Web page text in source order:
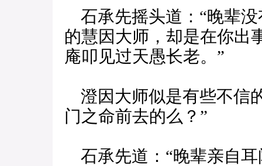
石承先摇头道：“晚辈
的慧因大师，却是在你出
庵叩见过天愚长老。”
澄因大师似是有些不信
门之命前去的么？”
石承先道：“晚辈亲自耳